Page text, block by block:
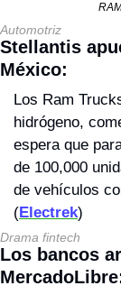
Automotriz
Stellantis
México:
Los Ram
hidrógeno,
espera que
de 100,000
de vehículos
(Electrek)
Drama fintech
Los bancos